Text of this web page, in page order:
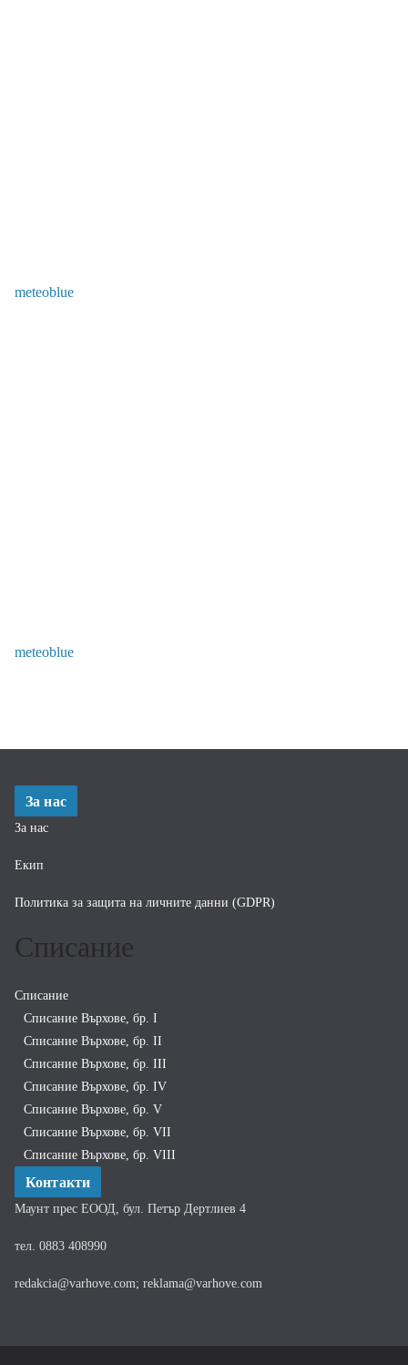
meteoblue
meteoblue
За нас
За нас
Екип
Политика за защита на личните данни (GDPR)
Списание
Списание
Списание Върхове, бр. I
Списание Върхове, бр. II
Списание Върхове, бр. III
Списание Върхове, бр. IV
Списание Върхове, бр. V
Списание Върхове, бр. VII
Списание Върхове, бр. VIII
Контакти
Маунт прес ЕООД, бул. Петър Дертлиев 4
тел. 0883 408990
redakcia@varhove.com; reklama@varhove.com